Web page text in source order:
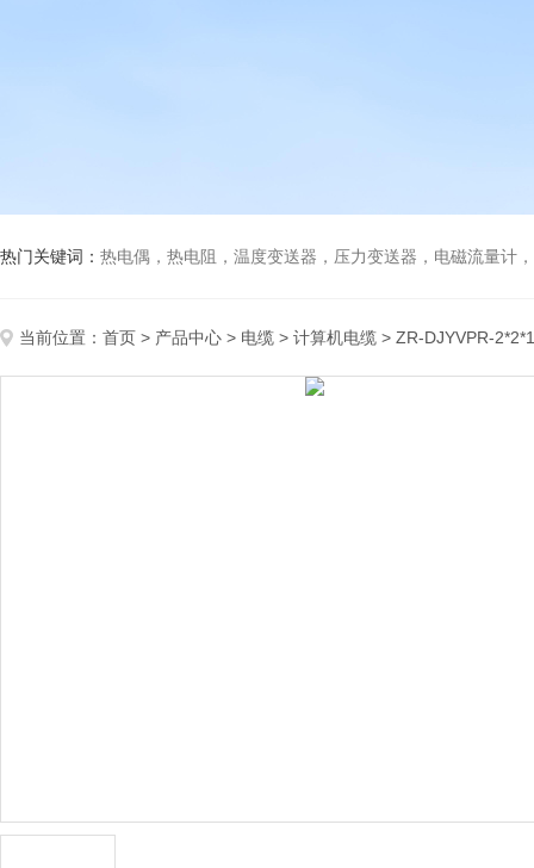
热门关键词： 热电偶，热电阻，温度变送器，压力变送器，电磁流量计，
当前位置： 首页 > 产品中心 > 电缆 > 计算机电缆 > ZR-DJYVPR-